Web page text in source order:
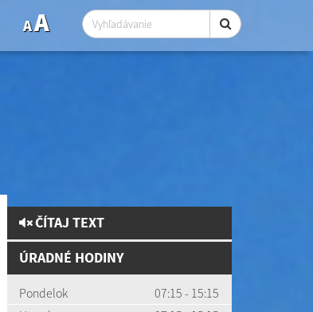
AA
ČÍTAJ TEXT
ÚRADNÉ HODINY
Pondelok
07:15 - 15:15